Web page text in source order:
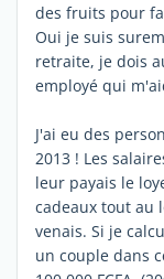
des fruits pour
Oui je suis
retraite, je dois
employé qui
J'ai eu des
2013 ! Les
leur payais le
cadeaux tout au
venais. Si je
un couple dans